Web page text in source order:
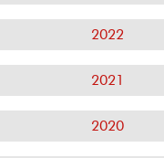
2022
2021
2020